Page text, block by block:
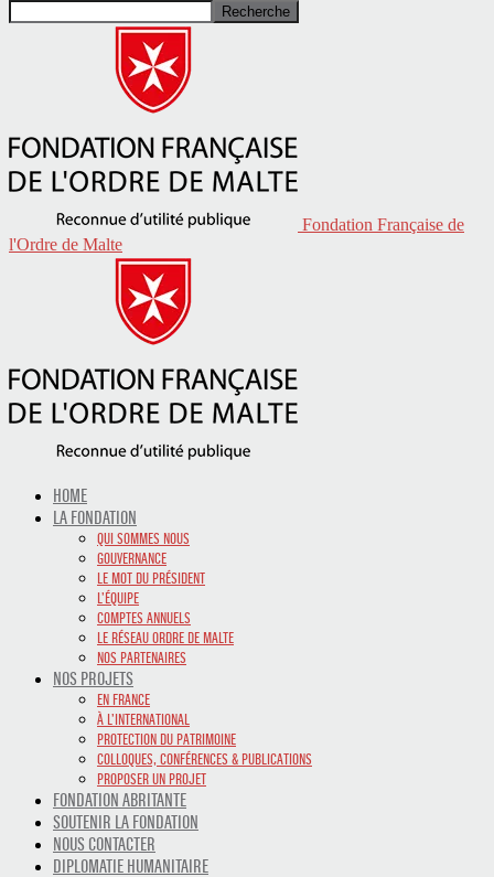
Fondation Française de
l'Ordre de Malte
HOME
LA FONDATION
QUI SOMMES NOUS
GOUVERNANCE
LE MOT DU PRÉSIDENT
L’ÉQUIPE
COMPTES ANNUELS
LE RÉSEAU ORDRE DE MALTE
NOS PARTENAIRES
NOS PROJETS
EN FRANCE
À L’INTERNATIONAL
PROTECTION DU PATRIMOINE
COLLOQUES, CONFÉRENCES & PUBLICATIONS
PROPOSER UN PROJET
FONDATION ABRITANTE
SOUTENIR LA FONDATION
NOUS CONTACTER
DIPLOMATIE HUMANITAIRE